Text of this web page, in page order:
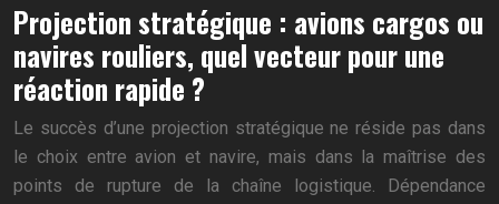
Projection stratégique : avions cargos ou
navires rouliers, quel vecteur pour une
réaction rapide ?
Le succès d’une projection stratégique ne réside pas dans
le choix entre avion et navire, mais dans la maîtrise des
points de rupture de la chaîne logistique. Dépendance